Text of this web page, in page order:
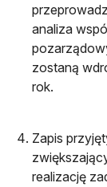
analiza
zostaną
rok.
Zapis
realizację